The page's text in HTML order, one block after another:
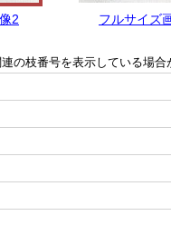
2 フルサイズ
の枝番号を表示している場合